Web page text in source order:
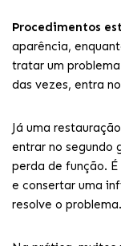
Procedimentos
aparência,
tratar um
das vezes, entra
Já uma
entrar no segundo
perda de função.
e consertar uma
resolve o problema.